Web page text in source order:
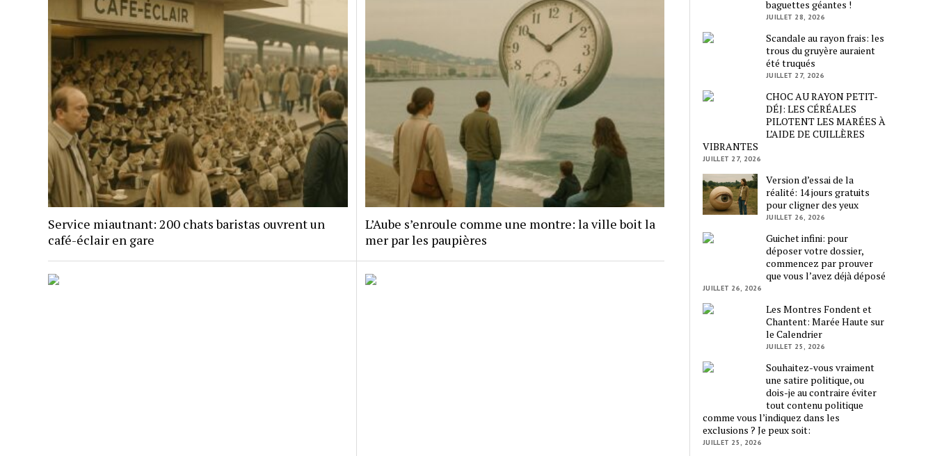
Service miautnant: 200 chats baristas ouvrent un
café-éclair en gare
L’Aube s’enroule comme une montre: la ville boit la
mer par les paupières
baguettes géantes !
JUILLET 28, 2026
Scandale au rayon frais: les
trous du gruyère auraient
été truqués
JUILLET 27, 2026
CHOC AU RAYON PETIT-
DÉJ: LES CÉRÉALES
PILOTENT LES MARÉES À
L’AIDE DE CUILLÈRES
VIBRANTES
JUILLET 27, 2026
Version d’essai de la
réalité: 14 jours gratuits
pour cligner des yeux
JUILLET 26, 2026
Guichet infini: pour
déposer votre dossier,
commencez par prouver
que vous l’avez déjà déposé
JUILLET 26, 2026
Les Montres Fondent et
Chantent: Marée Haute sur
le Calendrier
JUILLET 25, 2026
Souhaitez-vous vraiment
une satire politique, ou
dois-je au contraire éviter
tout contenu politique
comme vous l’indiquez dans les
exclusions ? Je peux soit:
JUILLET 25, 2026